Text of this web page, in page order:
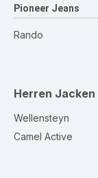
Pioneer Jeans
Rando
Herren Jacken
Wellensteyn
Camel Active